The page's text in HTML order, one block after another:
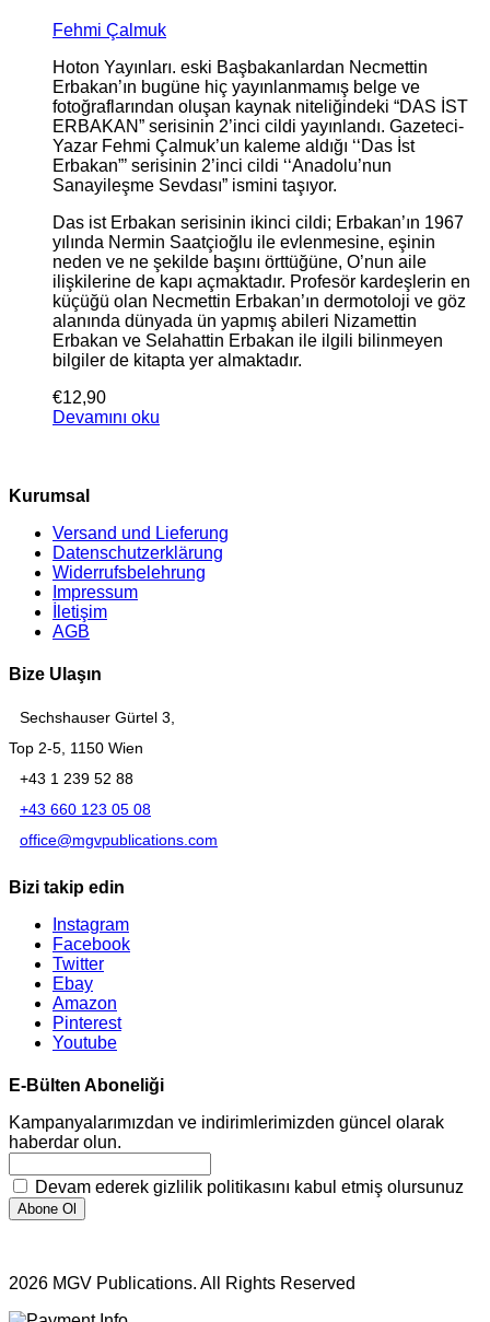
Fehmi Çalmuk
Hoton Yayınları. eski Başbakanlardan Necmettin
Erbakan’ın bugüne hiç yayınlanmamış belge ve
fotoğraflarından oluşan kaynak niteliğindeki “DAS İST
ERBAKAN” serisinin 2’inci cildi yayınlandı. Gazeteci-
Yazar Fehmi Çalmuk’un kaleme aldığı ‘‘Das İst
Erbakan”’ serisinin 2’inci cildi ‘‘Anadolu’nun
Sanayileşme Sevdası” ismini taşıyor.
Das ist Erbakan serisinin ikinci cildi; Erbakan’ın 1967
yılında Nermin Saatçioğlu ile evlenmesine, eşinin
neden ve ne şekilde başını örttüğüne, O’nun aile
ilişkilerine de kapı açmaktadır. Profesör kardeşlerin en
küçüğü olan Necmettin Erbakan’ın dermotoloji ve göz
alanında dünyada ün yapmış abileri Nizamettin
Erbakan ve Selahattin Erbakan ile ilgili bilinmeyen
bilgiler de kitapta yer almaktadır.
€12,90
Devamını oku
Kurumsal
Versand und Lieferung
Datenschutzerklärung
Widerrufsbelehrung
Impressum
İletişim
AGB
Bize Ulaşın
Sechshauser Gürtel 3,
Top 2-5, 1150 Wien
+43 1 239 52 88
+43 660 123 05 08
office@mgvpublications.com
Bizi takip edin
Instagram
Facebook
Twitter
Ebay
Amazon
Pinterest
Youtube
E-Bülten Aboneliği
Kampanyalarımızdan ve indirimlerimizden güncel olarak
haberdar olun.
Devam ederek gizlilik politikasını kabul etmiş olursunuz
2026 MGV Publications. All Rights Reserved